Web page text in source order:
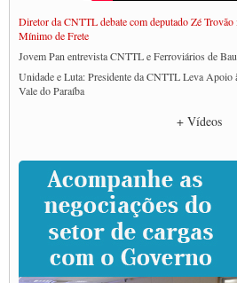
Diretor da CNTTL debate com deputado Zé
Mínimo de Frete
Jovem Pan entrevista CNTTL e Ferroviários de
Unidade e Luta: Presidente da CNTTL Leva Apoio
Vale do Paraíba
CNTTL e entidades dos caminhoneiros conversam
Caminhoneiros prometem paralisação e cobram
CNTTL e lideranças de caminhoneiros participam
rodovias
Paulinho e Litti debatem política global para
SUTCRA no Uruguai
Grande Conquista da Categoria transporte de
ENCONTRO INTERNACIONAL EM APOIO A
+ Vídeos